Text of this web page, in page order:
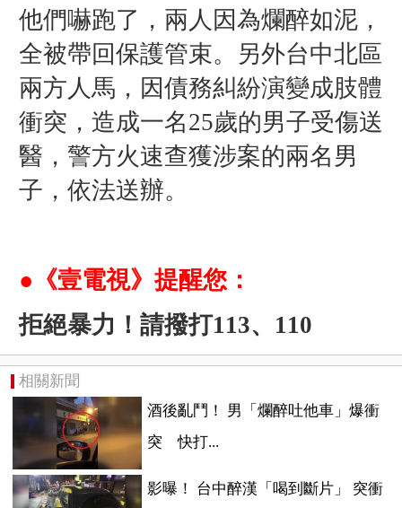
他們嚇跑了，兩人因為爛醉如泥，
全被帶回保護管束。另外台中北區
兩方人馬，因債務糾紛演變成肢體
衝突，造成一名25歲的男子受傷送
醫，警方火速查獲涉案的兩名男
子，依法送辦。
●《壹電視》提醒您：
拒絕暴力！請撥打113、110
相關新聞
酒後亂鬥！ 男「爛醉吐他車」爆衝
突 快打...
影曝！ 台中醉漢「喝到斷片」 突衝